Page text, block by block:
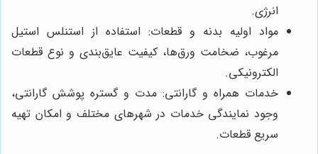
انرژی.
مواد اولیه بدنه و قطعات: استفاده از استنلس استیل
مرغوب، ضخامت ورق‌ها، کیفیت عایق‌بندی و نوع قطعات
الکترونیکی.
خدمات همراه و گارانتی: مدت و گستره پوشش گارانتی،
وجود نمایندگی خدمات در شهرهای مختلف و امکان تهیه
سریع قطعات.